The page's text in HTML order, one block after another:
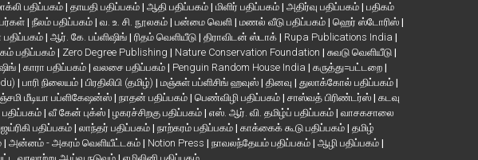
பதிப்பகம் | தாயதி பதிப்பகம் | ஆதி பதிப்பகம் | மிளிர் பதிப்பகம் | அதிர்வு பதிப்பகம் | பதிகம்
| நீலம் பதிப்பகம் | வ. உ. சி. நூலகம் | பன்மை வெளி | மணல் வீடு பதிப்பகம் | ஹெர் ஸ்டோரிஸ் |
பதிப்பகம்| ஆர். கே. பப்ளிஷிங் | ரிதம் வெளியீடு | திராவிடன் ஸ்டாக் | Rupa Publications India |
பதிப்பகம் | Zero Degree Publishing | Nature Conservation Foundation | சுவடு வெளியீடு |
| காரா பதிப்பகம் | வலசை பதிப்பகம் | Penguin Random House India | கருத்து=பட்டறை |
| பாரி நிலையம் | பிரதிலிபி (தமிழ்) | மஞ்சுள் பப்ளிசிங் ஹவுஸ் | தினவு | துலாக்கோல் பதிப்பகம் |
மீடியா பப்ளிகேஷன்ஸ்| நாதன் பதிப்பகம் | பெண்விழி பதிப்பகம் | சாஸ்வத் பிரிண்டர்ஸ் | கடவு
| வீ கேன் புக்ஸ் | ழகரச்சிறகு பதிப்பகம் | எஸ். ஆர். வி. தமிழ்ப் பதிப்பகம் | வாசகசாலை
பதிப்பகம்| லாந்தர் பதிப்பகம் | நாற்கரம் பதிப்பகம் | காக்கைக் கூடு பதிப்பகம் | தமிழ்
| அன்னம் - அகரம் வெளியீட்டகம் | Notion Press | நாவலந்தேயம் பதிப்பகம் | ஆழி பதிப்பகம் |